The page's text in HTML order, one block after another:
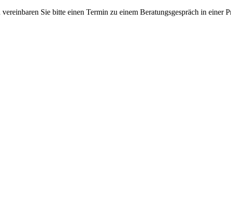
Sie bitte einen Termin zu einem Beratungsgespräch in